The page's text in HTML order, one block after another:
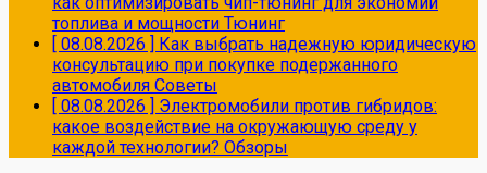
топлива и мощности Тюнинг
[ 08.08.2026 ] Как выбрать надежную юридическую
консультацию при покупке подержанного
автомобиля Советы
[ 08.08.2026 ] Электромобили против гибридов:
какое воздействие на окружающую среду у
каждой технологии? Обзоры